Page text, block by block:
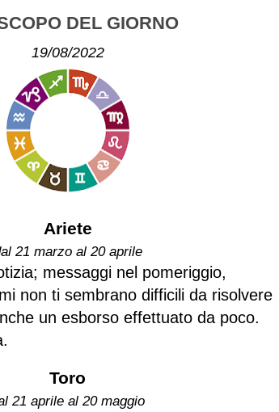
DEL GIORNO
19/08/2022
Ariete
21 marzo al 20 aprile
messaggi nel pomeriggio,
non ti sembrano difficili da risolvere
un esborso effettuato da poco.
Toro
21 aprile al 20 maggio